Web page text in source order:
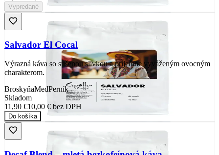
Vypredané
Salvador El Cocal
Výrazná káva so sušenou slivkou a príjemne vyváženým ovocným
charakterom.
BroskyňaMedPerník
Skladom
11,90 €10,00 € bez DPH
Do košíka